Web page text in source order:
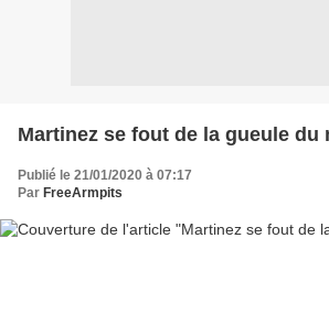
Martinez se fout de la gueule du
Publié le 21/01/2020 à 07:17
Par FreeArmpits